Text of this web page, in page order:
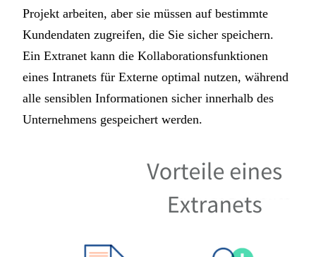
Projekt arbeiten, aber sie müssen auf bestimmte
Kundendaten zugreifen, die Sie sicher speichern.
Ein Extranet kann die Kollaborationsfunktionen
eines Intranets für Externe optimal nutzen, während
alle sensiblen Informationen sicher innerhalb des
Unternehmens gespeichert werden.